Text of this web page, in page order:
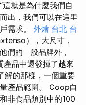
這就是為什麼我們自
出，我們可以在這里
需求。 外燴 台北 台
），大尺寸，
們的一般品牌外，
產品中還發揮了越來
解的那樣，一個重要
產品範圍。 Coop自
非食品類別中的100